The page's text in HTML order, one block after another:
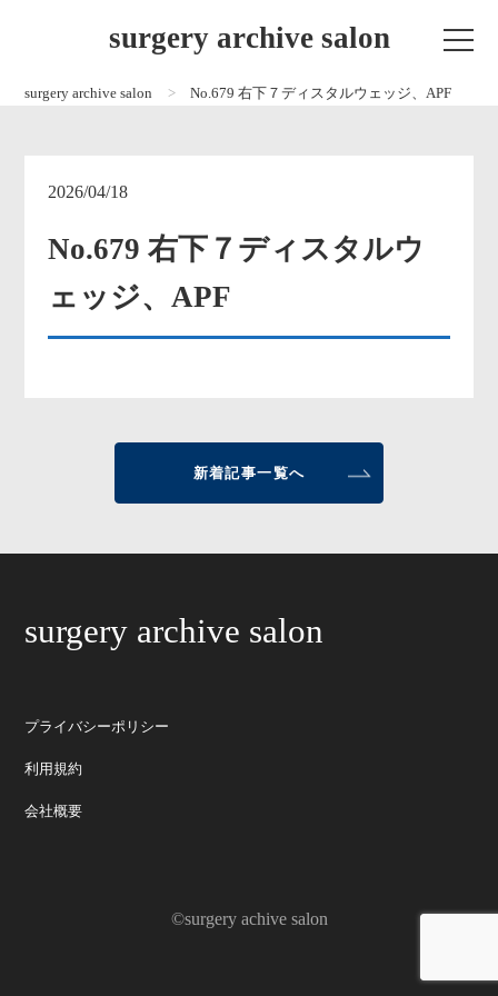
surgery archive salon
surgery archive salon No.679 右下７ディスタルウェッジ、APF
2026/04/18
No.679 右下７ディスタルウ
ェッジ、APF
新着記事一覧へ
surgery archive salon
プライバシーポリシー
利用規約
会社概要
©surgery achive salon